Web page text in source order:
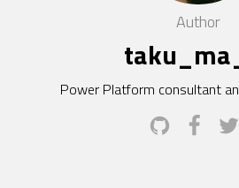
Author
Power Platform consultant